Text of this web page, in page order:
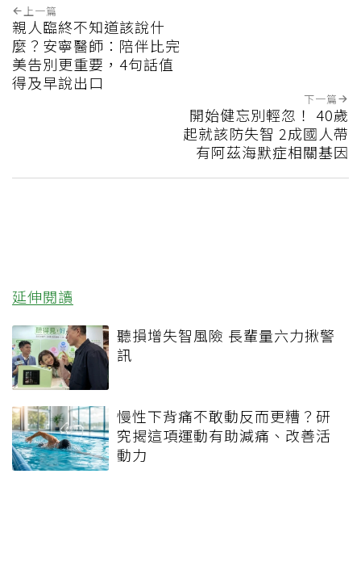
上一篇
親人臨終不知道該說什
麼？安寧醫師：陪伴比完
美告別更重要，4句話值
得及早說出口
下一篇
開始健忘別輕忽！ 40歲
起就該防失智 2成國人帶
有阿茲海默症相關基因
延伸閱讀
聽損增失智風險 長輩量六力揪警
訊
慢性下背痛不敢動反而更糟？研
究揭這項運動有助減痛、改善活
動力